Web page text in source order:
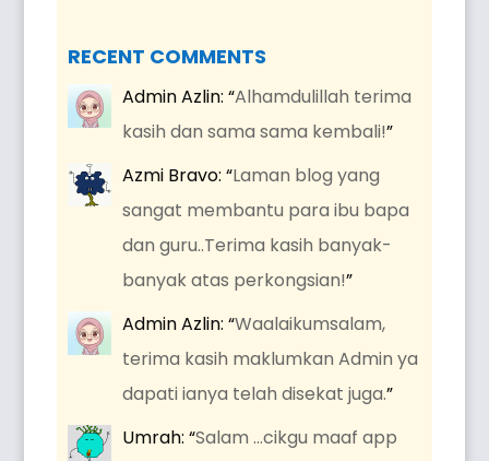
RECENT COMMENTS
Admin Azlin: “Alhamdulillah terima
kasih dan sama sama kembali!”
Azmi Bravo: “Laman blog yang
sangat membantu para ibu bapa
dan guru..Terima kasih banyak-
banyak atas perkongsian!”
Admin Azlin: “Waalaikumsalam,
terima kasih maklumkan Admin ya
dapati ianya telah disekat juga.”
Umrah: “Salam …cikgu maaf app